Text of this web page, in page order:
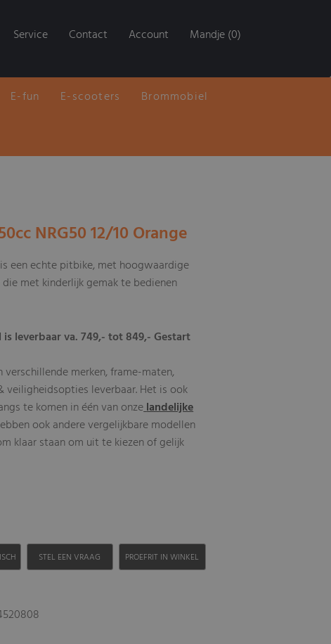
Service Contact Account Mandje (0)
E-fun E-scooters Brommobiel
NRG50 12/10 Orange
een echte pitbike, met hoogwaardige
met kinderlijk gemak te bedienen
leverbaar va. 749,- tot 849,- Gestart
merken, frame-maten,
veiligheidsopties leverbaar. Het is ook
te komen in één van onzelandelijke
ook andere vergelijkbare modellen
klaar staan om uit te kiezen of gelijk
STEL EEN VRAAG PROEFRIT IN WINKEL